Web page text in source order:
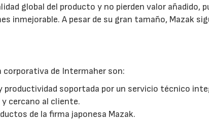
global del producto y no pierden valor añadido,
inmejorable. A pesar de su gran tamaño, Mazak
corporativa de Intermaher son:
soportada por un servicio técnico
cercano al cliente.
de la firma japonesa Mazak.